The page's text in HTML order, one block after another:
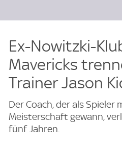
Ex-Nowitzki-
Mavericks
Trainer Jason
Der Coach, der als Spieler
Meisterschaft gewann,
fünf Jahren.